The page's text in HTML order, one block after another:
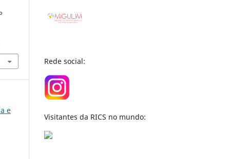
e
Rede social:
Visitantes da RICS no mundo: